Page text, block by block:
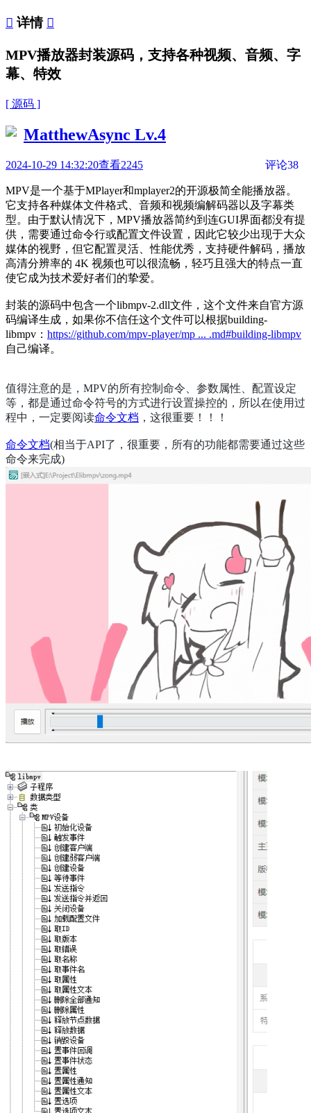
 详情 
MPV播放器封装源码，支持各种视频、音频、字
幕、特效
[ 源码 ]
MatthewAsync Lv.4
2024-10-29 14:32:20查看2245 评论38
MPV是一个基于MPlayer和mplayer2的开源极简全能播放器。
它支持各种媒体文件格式、音频和视频编解码器以及字幕类
型。由于默认情况下，MPV播放器简约到连GUI界面都没有提
供，需要通过命令行或配置文件设置，因此它较少出现于大众
媒体的视野，但它配置灵活、性能优秀，支持硬件解码，播放
高清分辨率的 4K 视频也可以很流畅，轻巧且强大的特点一直
使它成为技术爱好者们的挚爱。
封装的源码中包含一个libmpv-2.dll文件，这个文件来自官方源
码编译生成，如果你不信任这个文件可以根据building-
libmpv： https://github.com/mpv-player/mp ... .md#building-libmpv
自己编译。
值得注意的是，MPV的所有控制命令、参数属性、配置设定
等，都是通过命令符号的方式进行设置操控的，所以在使用过
程中，一定要阅读命令文档 ，这很重要！！！
命令文档(相当于API了，很重要，所有的功能都需要通过这些
命令来完成)